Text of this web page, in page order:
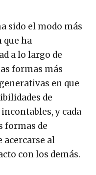
sido el modo más
que ha
a lo largo de
formas más
en que
de
y cada
formas de
acercarse al
con los demás.